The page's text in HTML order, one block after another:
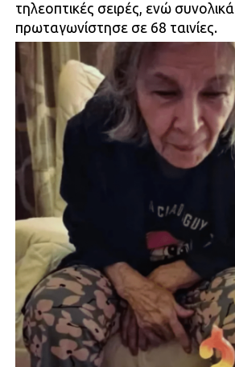
τηλεοπτικές σειρές, ενώ συνολικά
πρωταγωνίστησε σε 68 ταινίες.